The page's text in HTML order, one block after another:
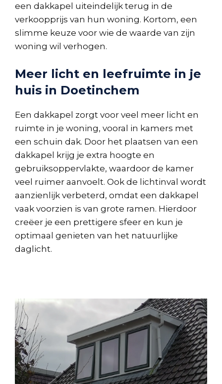
een dakkapel uiteindelijk terug in de
verkoopprijs van hun woning. Kortom, een
slimme keuze voor wie de waarde van zijn
woning wil verhogen.
Meer licht en leefruimte in je
huis in Doetinchem
Een dakkapel zorgt voor veel meer licht en
ruimte in je woning, vooral in kamers met
een schuin dak. Door het plaatsen van een
dakkapel krijg je extra hoogte en
gebruiksoppervlakte, waardoor de kamer
veel ruimer aanvoelt. Ook de lichtinval wordt
aanzienlijk verbeterd, omdat een dakkapel
vaak voorzien is van grote ramen. Hierdoor
creëer je een prettigere sfeer en kun je
optimaal genieten van het natuurlijke
daglicht.